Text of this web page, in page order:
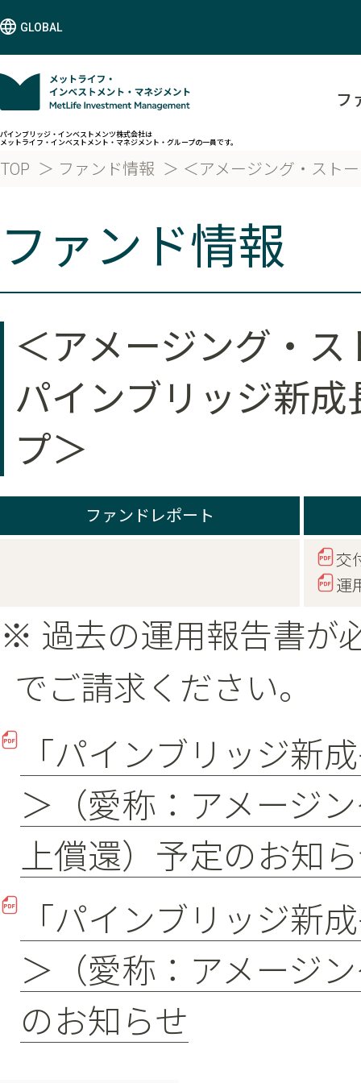
GLOBAL
パインブリッジ・インベストメンツ株式会社は
メットライフ・インベストメント・マネジメント・グループの一員です。
フ
TOP ファンド情報 ＜アメージング・スト
ファンド情報
＜アメージング・ス
パインブリッジ新
プ＞
ファンドレポート
交
運
※ 過去の運用報告書が
でご請求ください。
「パインブリッジ新
＞（愛称：アメージ
上償還）予定のお知
「パインブリッジ新
＞（愛称：アメージ
のお知らせ